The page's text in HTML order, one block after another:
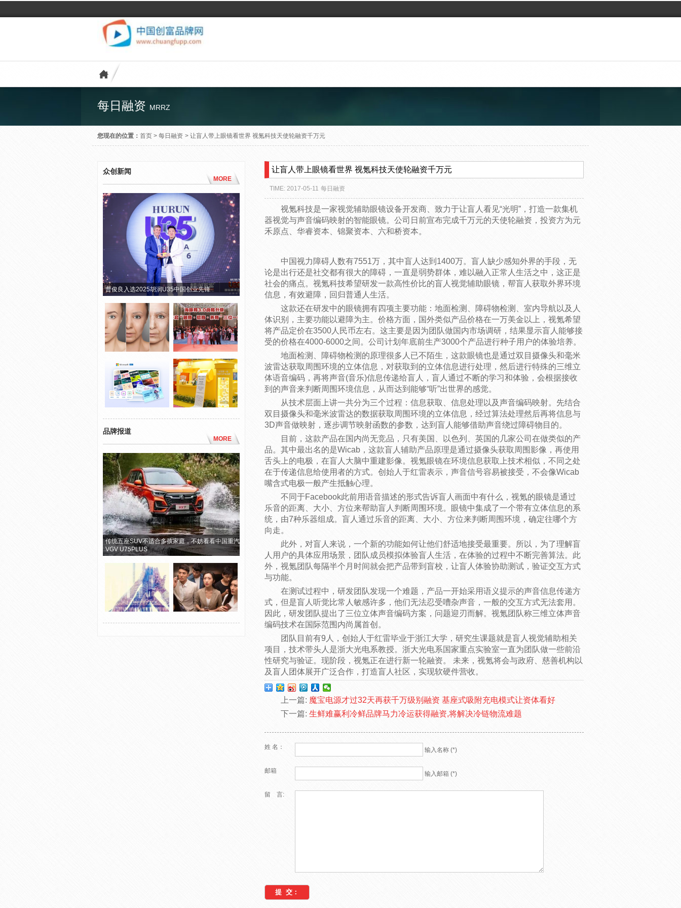
每日融资 MRRZ
您现在的位置： 首页 > 每日融资 > 让盲人带上眼镜看世界 视氪科技天使轮融资千万元
众创新闻
MORE
曹俊良入选2025胡润U35中国创业先锋
品牌报道
MORE
传统五座SUV不适合多孩家庭，不妨看看中国重汽
VGV U75PLUS
让盲人带上眼镜看世界 视氪科技天使轮融资千万元
TIME: 2017-05-11 每日融资
视氪科技是一家视觉辅助眼镜设备开发商、致力于让盲人看见“光明”，打造一款集机
器视觉与声音编码映射的智能眼镜。公司日前宣布完成千万元的天使轮融资，投资方为元
禾原点、华睿资本、锦聚资本、六和桥资本。
中国视力障碍人数有7551万，其中盲人达到1400万。盲人缺少感知外界的手段，无
论是出行还是社交都有很大的障碍，一直是弱势群体，难以融入正常人生活之中，这正是
社会的痛点。视氪科技希望研发一款高性价比的盲人视觉辅助眼镜，帮盲人获取外界环境
信息，有效避障，回归普通人生活。
这款还在研发中的眼镜拥有四项主要功能：地面检测、障碍物检测、室内导航以及人
体识别，主要功能以避障为主。价格方面，国外类似产品价格在一万美金以上，视氪希望
将产品定价在3500人民币左右。这主要是因为团队做国内市场调研，结果显示盲人能够接
受的价格在4000-6000之间。公司计划年底前生产3000个产品进行种子用户的体验培养。
地面检测、障碍物检测的原理很多人已不陌生，这款眼镜也是通过双目摄像头和毫米
波雷达获取周围环境的立体信息，对获取到的立体信息进行处理，然后进行特殊的三维立
体语音编码，再将声音(音乐)信息传递给盲人，盲人通过不断的学习和体验，会根据接收
到的声音来判断周围环境信息，从而达到能够“听”出世界的感觉。
从技术层面上讲一共分为三个过程：信息获取、信息处理以及声音编码映射。先结合
双目摄像头和毫米波雷达的数据获取周围环境的立体信息，经过算法处理然后再将信息与
3D声音做映射，逐步调节映射函数的参数，达到盲人能够借助声音绕过障碍物目的。
目前，这款产品在国内尚无竞品，只有美国、以色列、英国的几家公司在做类似的产
品。其中最出名的是Wicab，这款盲人辅助产品原理是通过摄像头获取周围影像，再使用
舌头上的电极，在盲人大脑中重建影像。视氪眼镜在环境信息获取上技术相似，不同之处
在于传递信息给使用者的方式。创始人于红雷表示，声音信号容易被接受，不会像Wicab
嘴含式电极一般产生抵触心理。
不同于Facebook此前用语音描述的形式告诉盲人画面中有什么，视氪的眼镜是通过
乐音的距离、大小、方位来帮助盲人判断周围环境。眼镜中集成了一个带有立体信息的系
统，由7种乐器组成。盲人通过乐音的距离、大小、方位来判断周围环境，确定往哪个方
向走。
此外，对盲人来说，一个新的功能如何让他们舒适地接受最重要。所以，为了理解盲
人用户的具体应用场景，团队成员模拟体验盲人生活，在体验的过程中不断完善算法。此
外，视氪团队每隔半个月时间就会把产品带到盲校，让盲人体验协助测试，验证交互方式
与功能。
在测试过程中，研发团队发现一个难题，产品一开始采用语义提示的声音信息传递方
式，但是盲人听觉比常人敏感许多，他们无法忍受嘈杂声音，一般的交互方式无法套用。
因此，研发团队提出了三位立体声音编码方案，问题迎刃而解。视氪团队称三维立体声音
编码技术在国际范围内尚属首创。
团队目前有9人，创始人于红雷毕业于浙江大学，研究生课题就是盲人视觉辅助相关
项目，技术带头人是浙大光电系教授。浙大光电系国家重点实验室一直为团队做一些前沿
性研究与验证。现阶段，视氪正在进行新一轮融资。 未来，视氪将会与政府、慈善机构以
及盲人团体展开广泛合作，打造盲人社区，实现软硬件营收。
上一篇: 魔宝电源才过32天再获千万级别融资 基座式吸附充电模式让资体看好
下一篇: 生鲜难赢利冷鲜品牌马力冷运获得融资,将解决冷链物流难题
姓 名： 输入名称 (*)
邮箱 输入邮箱 (*)
留 言: